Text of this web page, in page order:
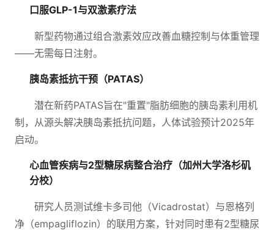
口服GLP-1与双激素疗法
新型药物通过组合激素效应改善血糖控制与体重管理
——无需每日注射。
胰岛素抵抗干预（PATAS）
潜在新药PATAS旨在"重置"脂肪细胞的胰岛素利用机
制，从源头解决胰岛素抵抗问题，人体试验预计2025年
启动。
心血管疾病与2型糖尿病整合治疗（加州大学洛杉矶
分校）
研究人员测试维卡多司他（Vicadrostat）与恩格列
净（empagliflozin）的联用方案，针对同时患有2型糖尿